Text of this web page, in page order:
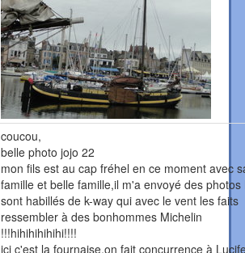
coucou,
belle photo jojo 22
mon fils est au cap fréhel en ce moment avec
famille et belle famille,il m'a envoyé des photos
sont habillés de k-way qui avec le vent les faits
ressembler à des bonhommes Michelin
!!!hihihihihihi!!!!
ici c'est la fournaise,on fait concurrence à